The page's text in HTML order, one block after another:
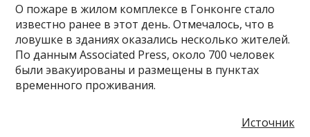
О пожаре в жилом комплексе в Гонконге стало
известно ранее в этот день. Отмечалось, что в
ловушке в зданиях оказались несколько жителей.
По данным Associated Press, около 700 человек
были эвакуированы и размещены в пунктах
временного проживания.
Источник